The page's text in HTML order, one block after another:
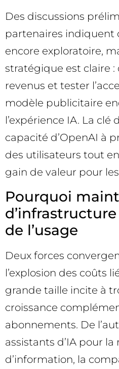
Des discussions
partenaires indiquent
encore exploratoire,
stratégique est claire :
revenus et tester
modèle publicitaire
l’expérience IA. La clé
capacité d’OpenAI à
des utilisateurs tout
gain de valeur pour
Pourquoi
de l’usage
Deux forces
l’explosion des coûts
grande taille incite à
croissance
abonnements. De
assistants d’IA pour la
d’information, la